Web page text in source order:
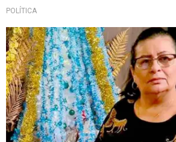
POLÍTICA